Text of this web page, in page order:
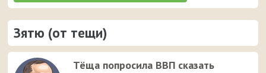
Зятю (от тещи)
Тёща попросила ВВП сказать